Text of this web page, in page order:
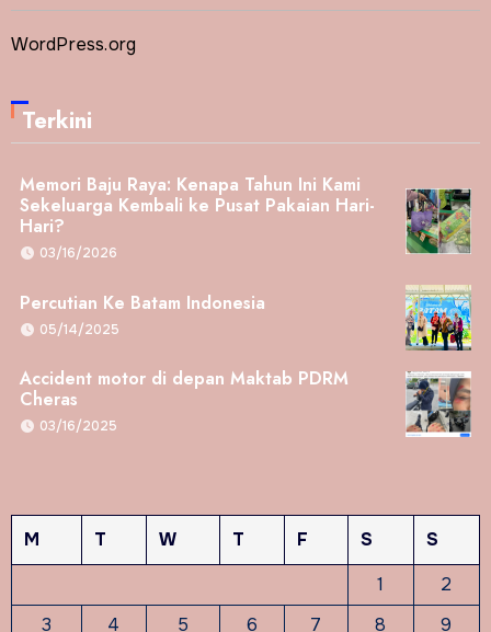
WordPress.org
Terkini
Memori Baju Raya: Kenapa Tahun Ini Kami
Sekeluarga Kembali ke Pusat Pakaian Hari-
Hari?
03/16/2026
Percutian Ke Batam Indonesia
05/14/2025
Accident motor di depan Maktab PDRM
Cheras
03/16/2025
M T W T F S
S
1
2
3
4 5 6 7 8
9